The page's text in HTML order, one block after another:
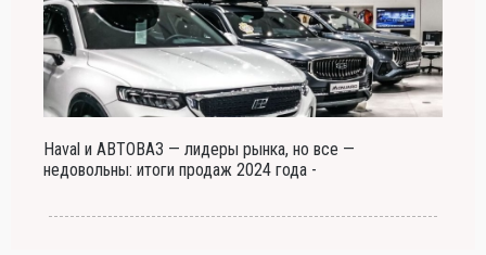
Haval и АВТОВАЗ — лидеры рынка, но все —
недовольны: итоги продаж 2024 года -